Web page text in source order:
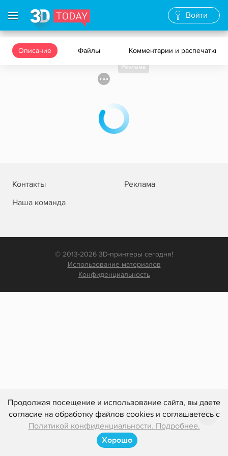
Продолжая посещение и использование сайта, вы даете
согласие на обработку файлов cookies и соглашаетесь с
Политикой конфиденциальности. Подробнее.
Хорошо
Войти
Описание Файлы Комментарии и распечатки
Реклама
Контакты
Реклама
Наша команда
© 2013-2026 3D-принтеры сегодня!
Использование материалов
Конфиденциальность